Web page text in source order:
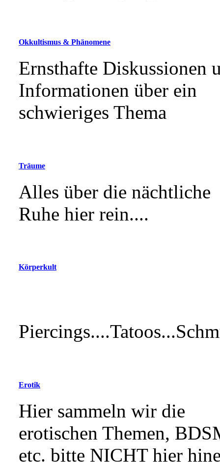
Okkultismus & Phänomene
Ernsthafte Diskussionen
Informationen über ein
schwieriges Thema
Träume
Alles über die nächtliche
Ruhe hier rein....
Körperkult
Erotik
Hier sammeln wir die
erotischen Themen,
etc. bitte NICHT hier